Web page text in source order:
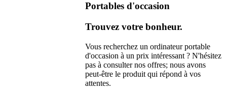
Portables d'occasion
Trouvez votre bonheur.
Vous recherchez un ordinateur portable
d'occasion à un prix intéressant ? N'hésitez
pas à consulter nos offres; nous avons
peut-être le produit qui répond à vos
attentes.